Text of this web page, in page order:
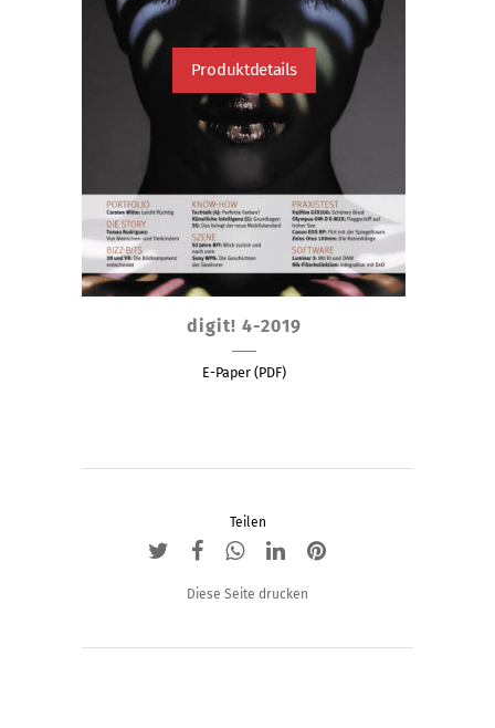
Produktdetails
digit! 4-2019
E-Paper (PDF)
Teilen
Diese Seite drucken